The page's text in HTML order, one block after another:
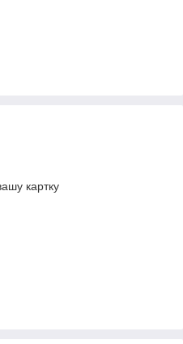
картку